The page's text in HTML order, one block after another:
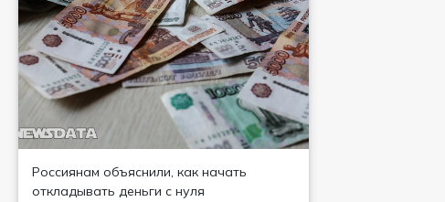
Россиянам объяснили, как начать
откладывать деньги с нуля